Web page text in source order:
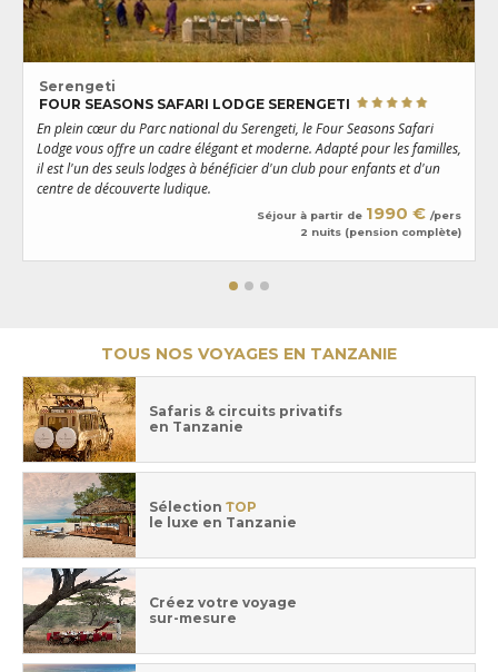
Serengeti
FOUR SEASONS SAFARI LODGE SERENGETI
En plein cœur du Parc national du Serengeti, le Four Seasons Safari
Lodge vous offre un cadre élégant et moderne. Adapté pour les familles,
il est l'un des seuls lodges à bénéficier d'un club pour enfants et d'un
centre de découverte ludique.
Séjour à partir de 1990 € /pers
2 nuits (pension complète)
TOUS NOS VOYAGES EN TANZANIE
Safaris & circuits privatifs
en Tanzanie
Sélection TOP
le luxe en Tanzanie
Créez votre voyage
sur-mesure